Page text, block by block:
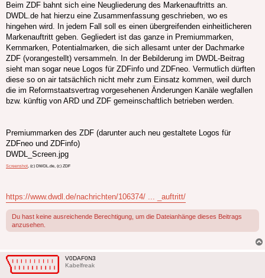
Beim ZDF bahnt sich eine Neugliederung des Markenauftritts an.
DWDL.de hat hierzu eine Zusammenfassung geschrieben, wo es
hingehen wird. In jedem Fall soll es einen übergreifenden einheitlicheren
Markenauftritt geben. Gegliedert ist das ganze in Premiummarken,
Kernmarken, Potentialmarken, die sich allesamt unter der Dachmarke
ZDF (vorangestellt) versammeln. In der Bebilderung im DWDL-Beitrag
sieht man sogar neue Logos für ZDFinfo und ZDFneo. Vermutlich dürften
diese so on air tatsächlich nicht mehr zum Einsatz kommen, weil durch
die im Reformstaatsvertrag vorgesehenen Änderungen Kanäle wegfallen
bzw. künftig von ARD und ZDF gemeinschaftlich betrieben werden.
Premiummarken des ZDF (darunter auch neu gestaltete Logos für
ZDFneo und ZDFinfo)
DWDL_Screen.jpg
Screenshot , (c) DWDL.de, (c) ZDF
https://www.dwdl.de/nachrichten/106374/ ... _auftritt/
Du hast keine ausreichende Berechtigung, um die Dateianhänge dieses Beitrags
anzusehen.
V0DAF0N3
Kabelfreak